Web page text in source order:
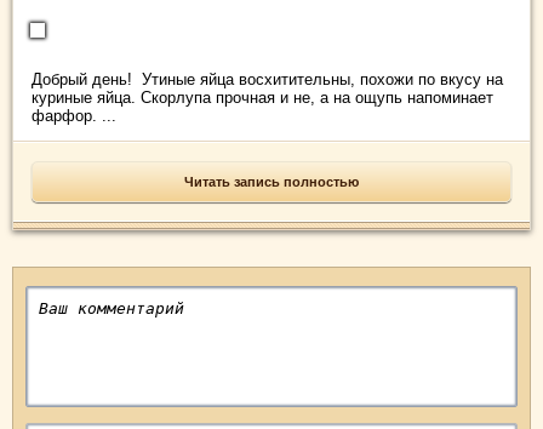
Добрый день! Утиные яйца восхитительны, похожи по вкусу на
куриные яйца. Скорлупа прочная и не, а на ощупь напоминает
фарфор. ...
Читать запись полностью